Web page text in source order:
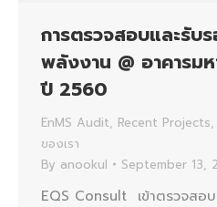
การตรวจสอบและรับ
พลังงาน @ อาคารม
ปี 2560
EnMS Audit, Recent Projects,
ของเรา
By anookul September 13,
EQS Consult เข้าตรวจสอ